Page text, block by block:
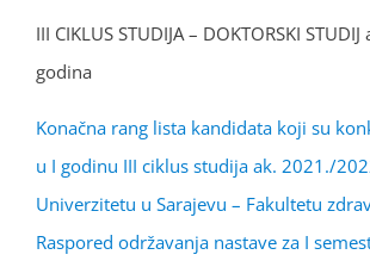
III CIKLUS STUDIJA – DOKTORSKI
godina
Konačna rang lista kandidata koji su
u I godinu III ciklus studija ak. 2021./
Univerzitetu u Sarajevu – Fakultetu
Raspored održavanja nastave za I